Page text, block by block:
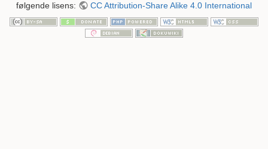
følgende lisens:
CC Attribution-Share Alike 4.0 International